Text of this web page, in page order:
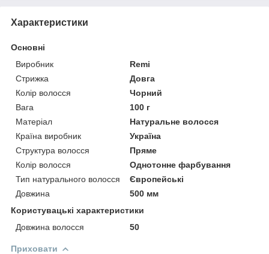
Характеристики
Основні
Виробник
Remi
Стрижка
Довга
Колір волосся
Чорний
Вага
100 г
Матеріал
Натуральне волосся
Країна виробник
Україна
Структура волосся
Пряме
Колір волосся
Однотонне фарбування
Тип натурального волосся
Європейські
Довжина
500 мм
Користувацькі характеристики
Довжина волосся
50
Приховати